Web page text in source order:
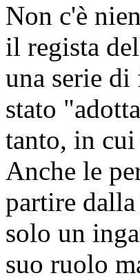
Non c'è
il regista
una serie
stato
tanto, in
Anche le
partire
solo un
suo ruolo